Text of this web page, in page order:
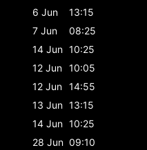
6 Jun
13:15
7 Jun
08:25
14 Jun 10:25
12 Jun 10:05
12 Jun 14:55
13 Jun 13:15
14 Jun 10:25
28 Jun 09:10